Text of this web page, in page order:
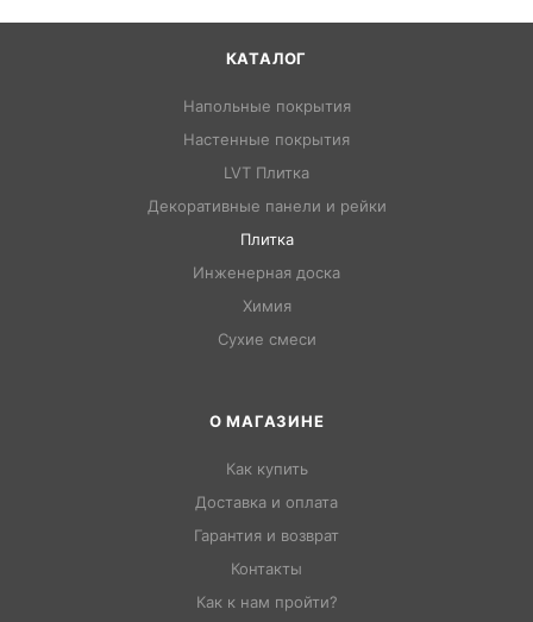
КАТАЛОГ
Напольные покрытия
Настенные покрытия
LVT Плитка
Декоративные панели и рейки
Плитка
Инженерная доска
Химия
Сухие смеси
О МАГАЗИНЕ
Как купить
Доставка и оплата
Гарантия и возврат
Контакты
Как к нам пройти?